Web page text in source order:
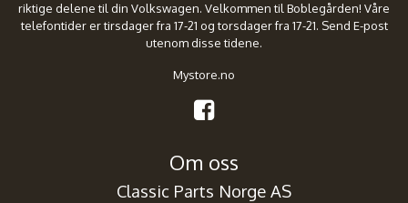
riktige delene til din Volkswagen. Velkommen til Boblegården! Våre
telefontider er tirsdager fra 17-21 og torsdager fra 17-21. Send E-post
utenom disse tidene.
Mystore.no
Om oss
Classic Parts Norge AS